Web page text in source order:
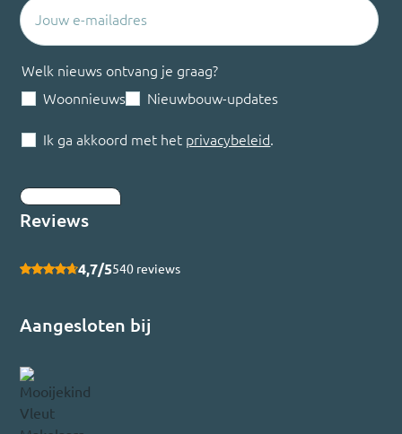
Welk nieuws ontvang je graag?
Woonnieuws
Nieuwbouw-updates
Ik ga akkoord met het privacybeleid.
Reviews
4,7/5540 reviews
Aangesloten bij